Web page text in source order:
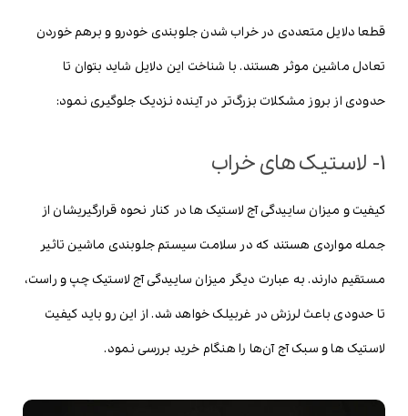
قطعا دلایل متعددی در خراب شدن جلوبندی خودرو و برهم خوردن
تعادل ماشین موثر هستند. با شناخت این دلایل شاید بتوان تا
حدودی از بروز مشکلات بزرگ‌تر در آینده نزدیک جلوگیری نمود:
1- لاستیک های خراب
کیفیت و میزان ساییدگی آج لاستیک ها در کنار نحوه قرارگیریشان از
جمله مواردی هستند که در سلامت سیستم جلوبندی ماشین تاثیر
مستقیم دارند. به عبارت دیگر میزان ساییدگی آج لاستیک چپ و راست،
تا حدودی باعث لرزش در غربیلک خواهد شد. از این رو باید کیفیت
لاستیک ها و سبک آج آن‌ها را هنگام خرید بررسی نمود.